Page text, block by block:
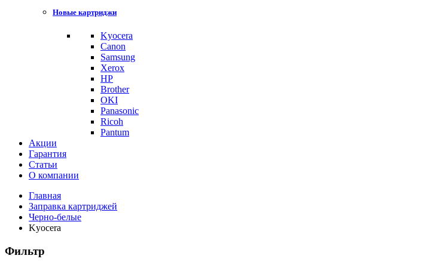
Новые картриджи
Kyocera
Canon
Samsung
Xerox
HP
Brother
OKI
Panasonic
Ricoh
Pantum
Акции
Гарантия
Статьи
О компании
Главная
Заправка картриджей
Черно-белые
Kyocera
Фильтр